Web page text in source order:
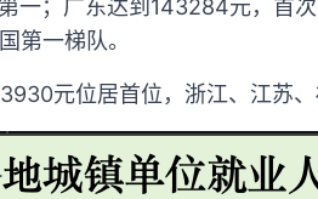
一；广东达到143284元，首
第一梯队。
元位居首位，浙江、江苏